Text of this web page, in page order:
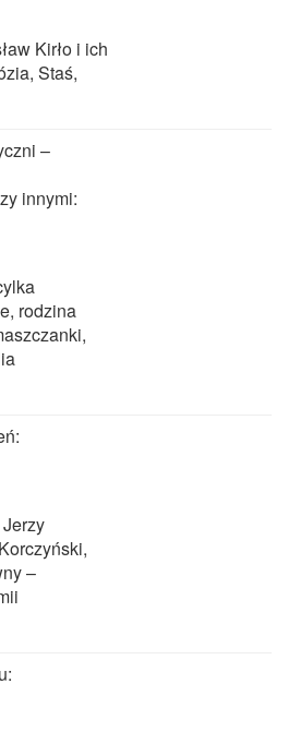
Kirło i ich
Staś,
–
innymi:
rodzina
–